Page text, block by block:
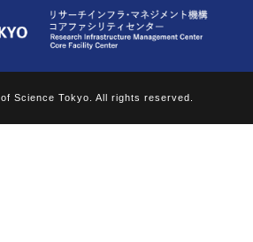
Science Tokyo. All rights reserved.